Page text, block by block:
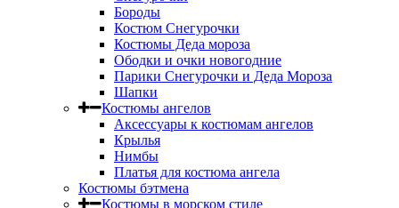
Бороды
Костюм Снегурочки
Костюмы Деда мороза
Ободки и очки новогодние
Парики Снегурочки и Деда Мороза
Шапки
Костюмы ангелов
Аксессуары к костюмам ангелов
Крылья
Нимбы
Платья для костюма ангела
Костюмы бэтмена
Костюмы в морском стиле